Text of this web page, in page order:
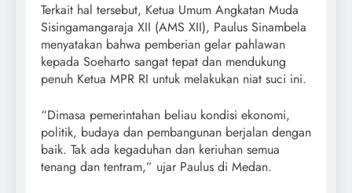
Terkait hal tersebut, Ketua Umum Angkatan Muda
Sisingamangaraja XII (AMS XII), Paulus Sinambela
menyatakan bahwa pemberian gelar pahlawan
kepada Soeharto sangat tepat dan mendukung
penuh Ketua MPR RI untuk melakukan niat suci ini.
“Dimasa pemerintahan beliau kondisi ekonomi,
politik, budaya dan pembangunan berjalan dengan
baik. Tak ada kegaduhan dan keriuhan semua
tenang dan tentram,” ujar Paulus di Medan.